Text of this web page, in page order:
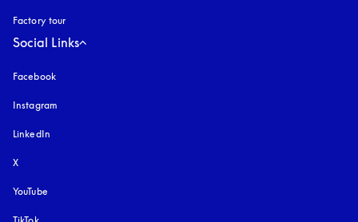
Factory tour
Social Links
Facebook
Instagram
LinkedIn
X
YouTube